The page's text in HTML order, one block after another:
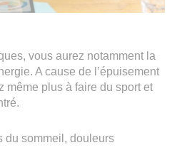
vous aurez notamment la
A cause de l’épuisement
même plus à faire du sport et
du sommeil, douleurs